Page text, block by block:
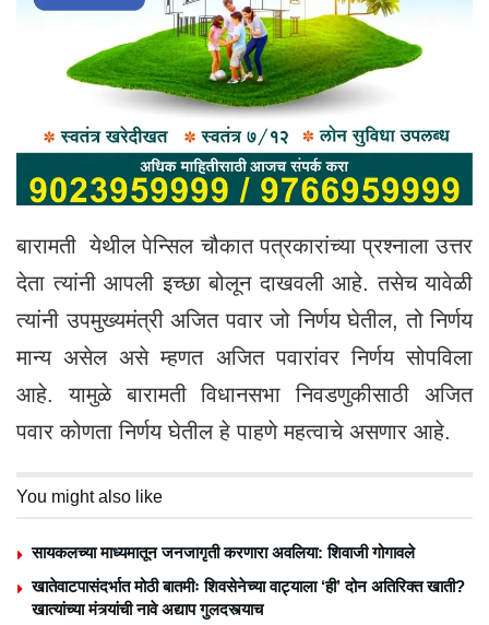
बारामती येथील पेन्सिल चौकात पत्रकारांच्या प्रश्नाला उत्तर
देता त्यांनी आपली इच्छा बोलून दाखवली आहे. तसेच यावेळी
त्यांनी उपमुख्यमंत्री अजित पवार जो निर्णय घेतील, तो निर्णय
मान्य असेल असे म्हणत अजित पवारांवर निर्णय सोपविला
आहे. यामुळे बारामती विधानसभा निवडणुकीसाठी अजित
पवार कोणता निर्णय घेतील हे पाहणे महत्वाचे असणार आहे.
You might also like
सायकलच्या माध्यमातून जनजागृती करणारा अवलिया: शिवाजी गोगावले
खातेवाटपासंदर्भात मोठी बातमीः शिवसेनेच्या वाट्याला ‘ही’ दोन अतिरिक्त खाती?
खात्यांच्या मंत्र्यांची नावे अद्याप गुलदस्त्याच